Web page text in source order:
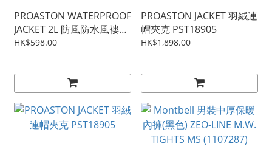
PROASTON WATERPROOF
JACKET 2L 防風防水風褸
PSTP82121013
HK$598.00
PROASTON JACKET 羽絨連
帽夾克 PST18905
HK$1,898.00